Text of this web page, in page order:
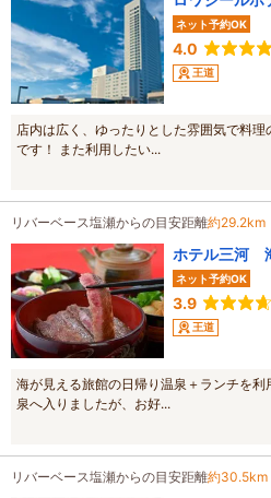
ネット予約OK
4.0
王道
店内は広く、ゆったりとした雰囲気で料
です！ また利用したい...
リバーベース塩瀬からの目安距離約29.2km
ホテル三河
ネット予約OK
3.9
王道
海が見える旅館の日帰り温泉＋ランチを
泉へ入りましたが、お好...
リバーベース塩瀬からの目安距離約30.5km